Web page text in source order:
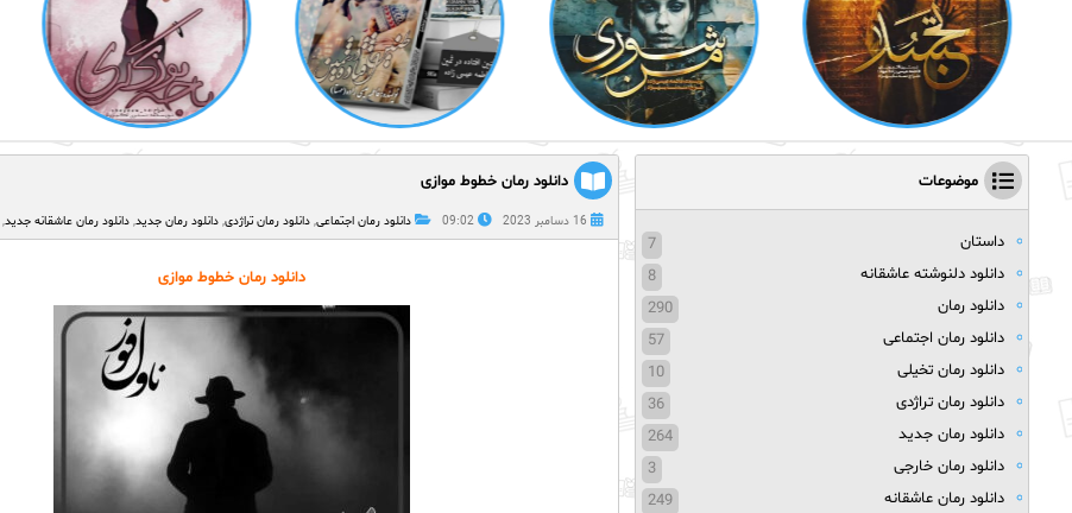
دانلود رمان خطوط موازی
16 دسامبر 2023 09:02 دانلود رمان اجتماعی, دانلود رمان تراژدی, دانلود رمان جدید, دانلود رمان عاشقانه جدید,
دانلود رمان خطوط موازی
موضوعات
داستان
7
دانلود دلنوشته عاشقانه
8
دانلود رمان
290
دانلود رمان اجتماعی
57
دانلود رمان تخیلی
10
دانلود رمان تراژدی
36
دانلود رمان جدید
264
دانلود رمان خارجی
3
دانلود رمان عاشقانه
249